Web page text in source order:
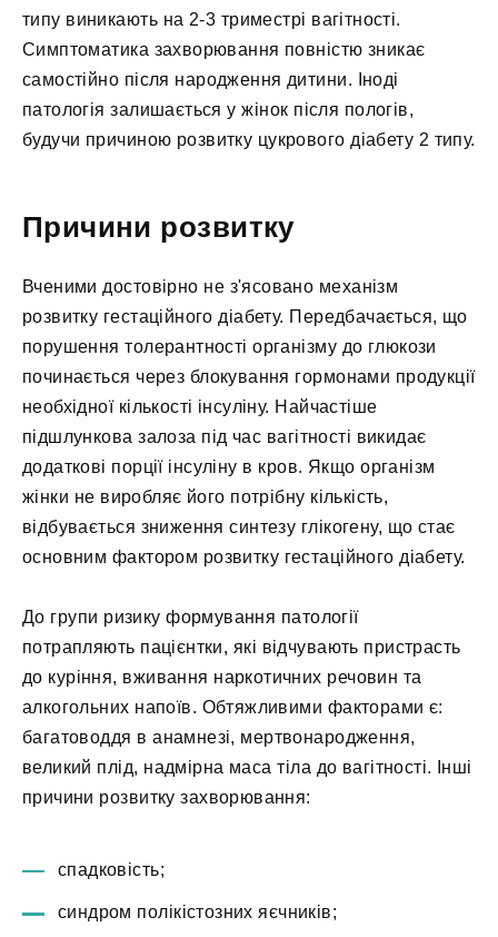
типу виникають на 2-3 триместрі вагітності.
Симптоматика захворювання повністю зникає
самостійно після народження дитини. Іноді
патологія залишається у жінок після пологів,
будучи причиною розвитку цукрового діабету 2 типу.
Причини розвитку
Вченими достовірно не з'ясовано механізм
розвитку гестаційного діабету. Передбачається, що
порушення толерантності організму до глюкози
починається через блокування гормонами продукції
необхідної кількості інсуліну. Найчастіше
підшлункова залоза під час вагітності викидає
додаткові порції інсуліну в кров. Якщо організм
жінки не виробляє його потрібну кількість,
відбувається зниження синтезу глікогену, що стає
основним фактором розвитку гестаційного діабету.
До групи ризику формування патології
потрапляють пацієнтки, які відчувають пристрасть
до куріння, вживання наркотичних речовин та
алкогольних напоїв. Обтяжливими факторами є:
багатоводдя в анамнезі, мертвонародження,
великий плід, надмірна маса тіла до вагітності. Інші
причини розвитку захворювання:
спадковість;
синдром полікістозних яєчників;